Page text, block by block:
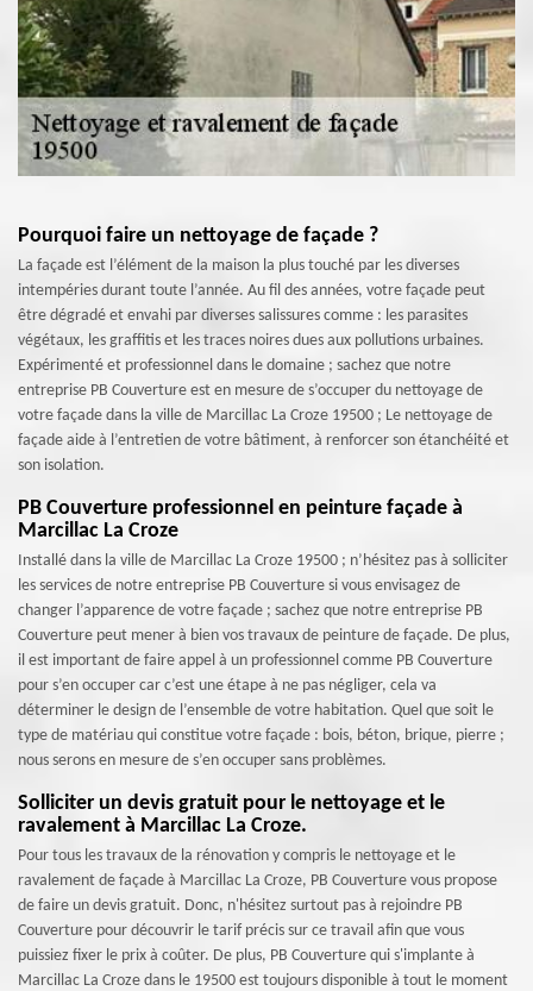
Pourquoi faire un nettoyage de façade ?
La façade est l’élément de la maison la plus touché par les diverses
intempéries durant toute l’année. Au fil des années, votre façade peut
être dégradé et envahi par diverses salissures comme : les parasites
végétaux, les graffitis et les traces noires dues aux pollutions urbaines.
Expérimenté et professionnel dans le domaine ; sachez que notre
entreprise PB Couverture est en mesure de s’occuper du nettoyage de
votre façade dans la ville de Marcillac La Croze 19500 ; Le nettoyage de
façade aide à l’entretien de votre bâtiment, à renforcer son étanchéité et
son isolation.
PB Couverture professionnel en peinture façade à
Marcillac La Croze
Installé dans la ville de Marcillac La Croze 19500 ; n’hésitez pas à solliciter
les services de notre entreprise PB Couverture si vous envisagez de
changer l’apparence de votre façade ; sachez que notre entreprise PB
Couverture peut mener à bien vos travaux de peinture de façade. De plus,
il est important de faire appel à un professionnel comme PB Couverture
pour s’en occuper car c’est une étape à ne pas négliger, cela va
déterminer le design de l’ensemble de votre habitation. Quel que soit le
type de matériau qui constitue votre façade : bois, béton, brique, pierre ;
nous serons en mesure de s’en occuper sans problèmes.
Solliciter un devis gratuit pour le nettoyage et le
ravalement à Marcillac La Croze.
Pour tous les travaux de la rénovation y compris le nettoyage et le
ravalement de façade à Marcillac La Croze, PB Couverture vous propose
de faire un devis gratuit. Donc, n'hésitez surtout pas à rejoindre PB
Couverture pour découvrir le tarif précis sur ce travail afin que vous
puissiez fixer le prix à coûter. De plus, PB Couverture qui s'implante à
Marcillac La Croze dans le 19500 est toujours disponible à tout le moment